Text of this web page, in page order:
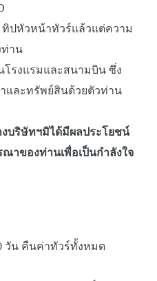
ปหัวหน้าทัวร์แล้วแต่ความ
ท่าน
โรงแรมและสนามบิน ซึ่ง
และทรัพย์สินด้วยตัวท่าน
บริษัทฯมิได้มีผลประโยชน์
าของท่านเพื่อเป็นกำลังใจ
วัน คืนค่าทัวร์ทั้งหมด